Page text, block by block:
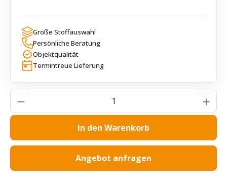
Große Stoffauswahl
Persönliche Beratung
Objektqualität
Termintreue Lieferung
Produkt Anzahl: Gib den gewünschten
In den Warenkorb
Angebot anfragen